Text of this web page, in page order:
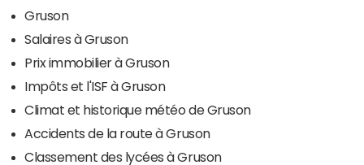
Gruson
Salaires à Gruson
Prix immobilier à Gruson
Impôts et l'ISF à Gruson
Climat et historique météo de Gruson
Accidents de la route à Gruson
Classement des lycées à Gruson